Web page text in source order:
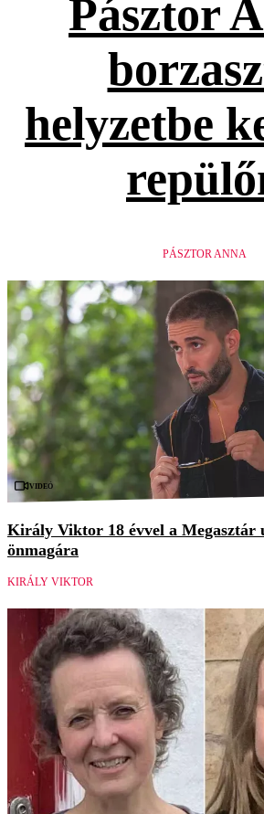
Pásztor
helyzetbe
PÁSZTOR ANNA
Videó
Király Viktor 18 évvel a Megasztár
önmagára
KIRÁLY VIKTOR